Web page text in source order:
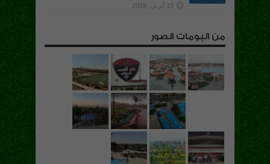
15 أبريل، 2019
من البومات الصور